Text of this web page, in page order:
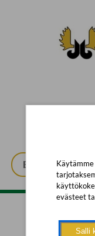
evästeet
Salli